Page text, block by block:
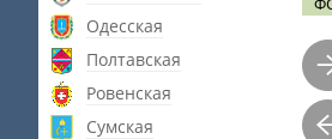
Одесская
Полтавская
Ровенская
Сумская